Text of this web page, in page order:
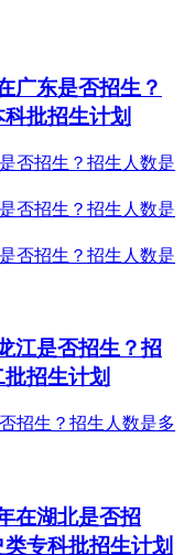
广东是否招生？
批招生计划
江是否招生？招
招生计划
在湖北是否招
专科批招生计划